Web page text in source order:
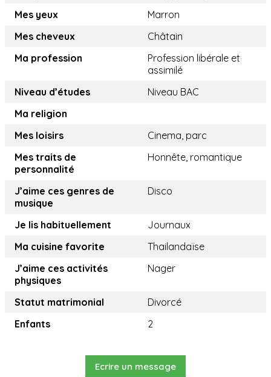
Mes yeux
Marron
Mes cheveux
Châtain
Ma profession
Profession libérale et
assimilé
Niveau d’études
Niveau BAC
Ma religion
Mes loisirs
Cinema, parc
Mes traits de
personnalité
Honnête, romantique
J’aime ces genres de
musique
Disco
Je lis habituellement
Journaux
Ma cuisine favorite
Thailandaïse
J’aime ces activités
physiques
Nager
Statut matrimonial
Divorcé
Enfants
2
Ecrire un message